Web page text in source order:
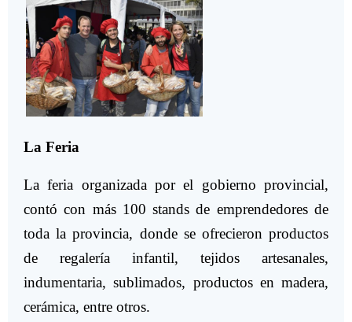
La Feria
La feria organizada por el gobierno provincial,
contó con más 100 stands de emprendedores de
toda la provincia, donde se ofrecieron productos
de regalería infantil, tejidos artesanales,
indumentaria, sublimados, productos en madera,
cerámica, entre otros.